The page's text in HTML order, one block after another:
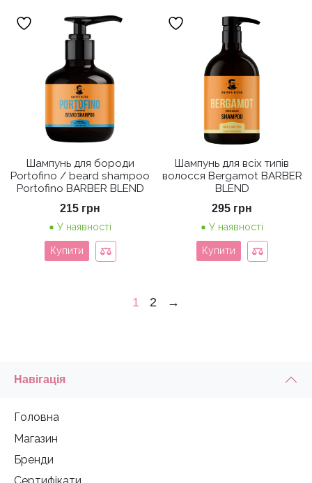
Шампунь для бороди
Portofino / beard shampoo
Portofino BARBER BLEND
215 грн
У наявності
Купити
Шампунь для всіх типів
волосся Bergamot BARBER
BLEND
295 грн
У наявності
Купити
1 2 →
Навігація
Головна
Магазин
Бренди